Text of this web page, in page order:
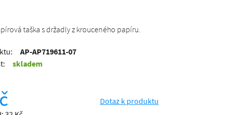
taška s držadly z krouceného papíru.
AP-AP719611-07
skladem
Dotaz k produktu